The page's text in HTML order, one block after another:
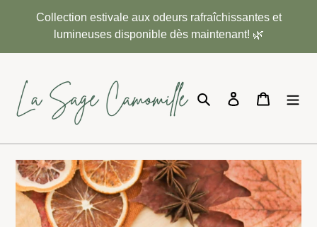
Collection estivale aux odeurs rafraîchissantes et
lumineuses disponible dès maintenant! 🌿
RechercherSe connecter
Panier